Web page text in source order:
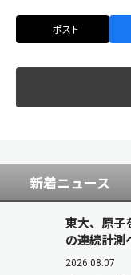
ポスト
新着ニュース
東大、原
の連続計測
2026.08.07